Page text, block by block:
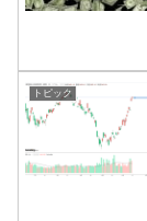
トピック